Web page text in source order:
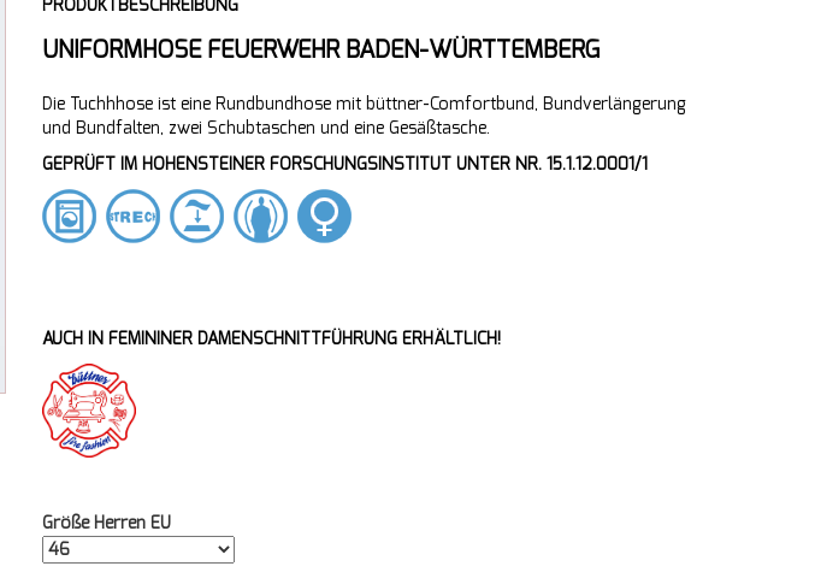
PRODUKTBESCHREIBUNG
UNIFORMHOSE FEUERWEHR BADEN-WÜRTTEMBERG
Die Tuchhhose ist eine Rundbundhose mit büttner-Comfortbund, Bundverlängerung
und Bundfalten, zwei Schubtaschen und eine Gesäßtasche.
GEPRÜFT IM HOHENSTEINER FORSCHUNGSINSTITUT UNTER NR. 15.1.12.0001/1
AUCH IN FEMININER DAMENSCHNITTFÜHRUNG ERHÄLTLICH!
Größe Herren EU